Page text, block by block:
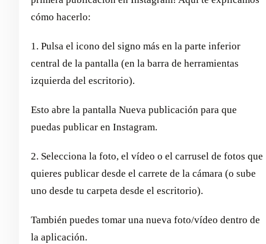
cómo hacerlo:
1. Pulsa el icono del signo más en la parte inferior
central de la pantalla (en la barra de herramientas
izquierda del escritorio).
Esto abre la pantalla Nueva publicación para que
puedas publicar en Instagram.
2. Selecciona la foto, el vídeo o el carrusel de fotos que
quieres publicar desde el carrete de la cámara (o sube
uno desde tu carpeta desde el escritorio).
También puedes tomar una nueva foto/vídeo dentro de
la aplicación.